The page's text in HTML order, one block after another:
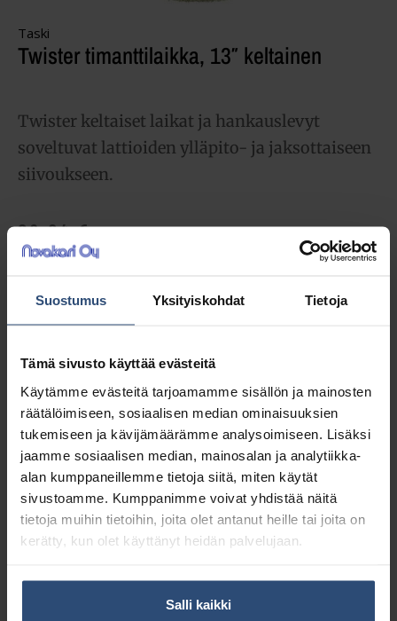
Suostumus Yksityiskohdat Tietoja
Tämä sivusto käyttää evästeitä
Käytämme evästeitä tarjoamamme sisällön ja mainosten
räätälöimiseen, sosiaalisen median ominaisuuksien
tukemiseen ja kävijämäärämme analysoimiseen. Lisäksi
jaamme sosiaalisen median, mainosalan ja analytiikka-
alan kumppaneillemme tietoja siitä, miten käytät
sivustoamme. Kumppanimme voivat yhdistää näitä
tietoja muihin tietoihin, joita olet antanut heille tai joita on
kerätty, kun olet käyttänyt heidän palvelujaan.
Salli kaikki
Taski
Twister timanttilaikka, 13″ keltainen
Twister keltaiset laikat ja hankauslevyt
soveltuvat lattioiden ylläpito- ja jaksottaiseen
siivoukseen.
36,84€ alv 0%
(46,23€ sis. alv 25.5%)
Täydessä laatikossa 2 kpl (73,68 € / ltk)
Yhteensä: 36,84 €
Tuotetunnus (SKU):5871013
Osasto:Timanttilaikat
Kuvaus
Lisätiedot